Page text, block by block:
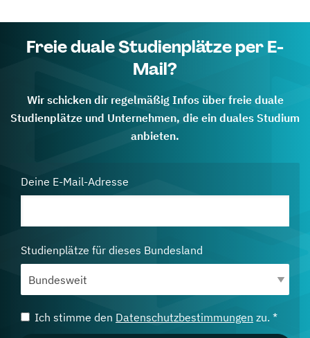
Freie duale Studienplätze per E-
Mail?
Wir schicken dir regelmäßig Infos über freie duale
Studienplätze und Unternehmen, die ein duales Studium
anbieten.
Deine E-Mail-Adresse
Studienplätze für dieses Bundesland
Ich stimme den Datenschutzbestimmungen zu. *